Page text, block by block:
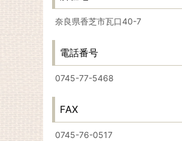
奈良県香芝市瓦口40-7
電話番号
0745-77-5468
FAX
0745-76-0517